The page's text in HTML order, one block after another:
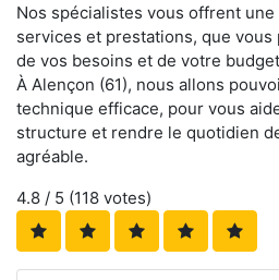
Nos spécialistes vous offrent
services et prestations, que
de vos besoins et de votre
À Alençon (61), nous allons
technique efficace, pour vous
structure et rendre le quotidien
agréable.
4.8 / 5 (118 votes)